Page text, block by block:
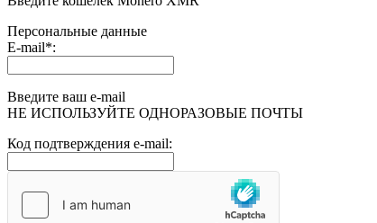
Персональные данные
E-mail*:
Введите ваш e-mail
НЕ ИСПОЛЬЗУЙТЕ ОДНОРАЗОВЫЕ ПОЧТЫ
Код подтверждения e-mail: